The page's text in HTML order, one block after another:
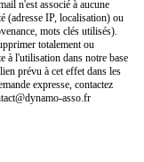
n'est associé à aucune
(adresse IP, localisation) ou
mots clés utilisés).
totalement ou
à l'utilisation dans notre base
prévu à cet effet dans les
expresse, contactez
asso.fr